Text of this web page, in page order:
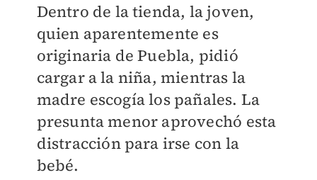
Dentro de la tienda, la joven,
quien aparentemente es
originaria de Puebla, pidió
cargar a la niña, mientras la
madre escogía los pañales. La
presunta menor aprovechó esta
distracción para irse con la
bebé.